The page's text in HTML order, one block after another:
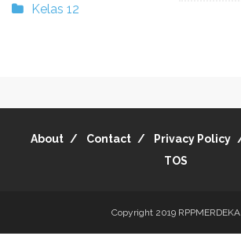
Kelas 12
About Contact Privacy Policy
TOS
Copyright 2019 RPPMERDEKA